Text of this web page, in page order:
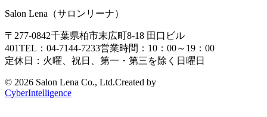
Salon Lena（サロンリーナ）
〒277-0842千葉県柏市末広町8-18 田口ビル
401TEL：04-7144-7233営業時間：10：00～19：00
定休日：火曜、祝日、第一・第三を除く日曜日
© 2026 Salon Lena Co., Ltd.Created by
CyberIntelligence